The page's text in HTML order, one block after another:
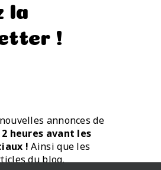
la
!
annonces de
2 heures avant les
! Ainsi que les
du blog.